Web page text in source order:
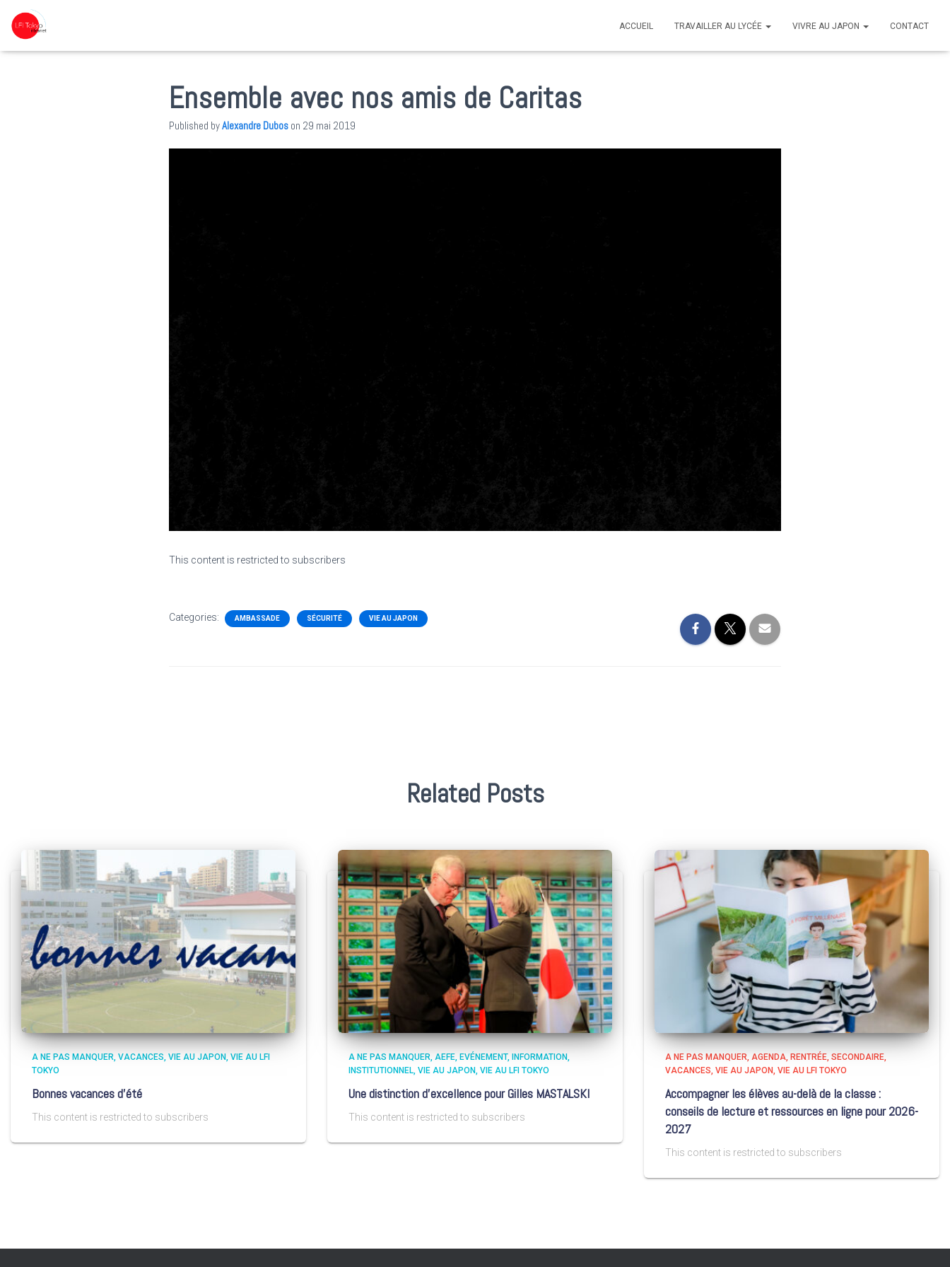
ACCUEIL TRAVAILLER AU LYCÉE VIVRE AU JAPON CONTACT
Ensemble avec nos amis de Caritas
Published byAlexandre Dubos on 29 mai 2019
This content is restricted to subscribers
Categories: AMBASSADE SÉCURITÉ VIE AU JAPON
Related Posts
A NE PAS MANQUER VACANCES VIE AU JAPON VIE AU LFI
TOKYO
Bonnes vacances d’été
This content is restricted to subscribers
A NE PAS MANQUER AEFE EVÉNEMENT
INFORMATION
INSTITUTIONNEL VIE AU JAPON VIE AU LFI TOKYO
Une distinction d’excellence pour Gilles MASTALSKI
This content is restricted to subscribers
A NE PAS MANQUER AGENDA RENTRÉE SECONDAIRE
VACANCES VIE AU JAPON VIE AU LFI TOKYO
Accompagner les élèves au-delà de la classe :
conseils de lecture et ressources en ligne pour 2026-
2027
This content is restricted to subscribers